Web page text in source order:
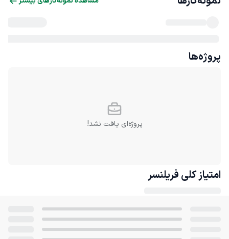
پروژه‌ها
پروژه‌ای یافت نشد!
امتیاز کلی فریلنسر